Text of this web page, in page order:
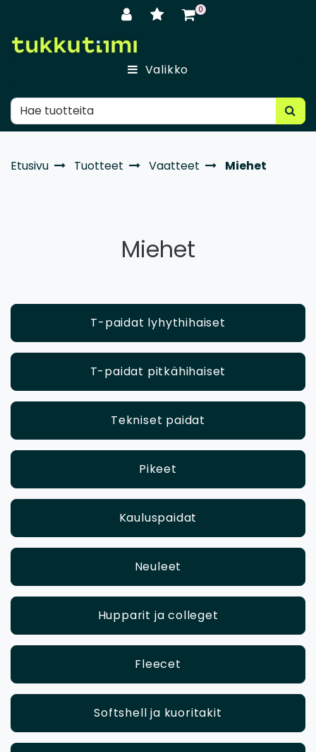
0
Valikko
Etusivu Tuotteet Vaatteet Miehet
Miehet
T-paidat lyhythihaiset
T-paidat pitkähihaiset
Tekniset paidat
Pikeet
Kauluspaidat
Neuleet
Hupparit ja colleget
Fleecet
Softshell ja kuoritakit